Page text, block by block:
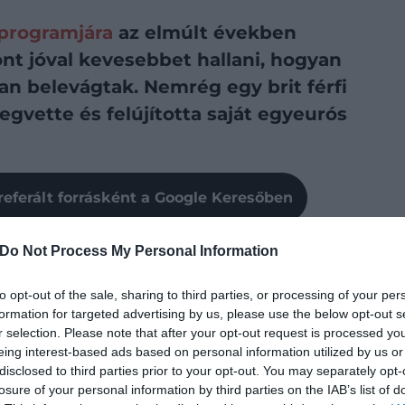
Do Not Process My Personal Information
opt-out of the sale, sharing to third parties, or processing of your
for targeted advertising by us, please use the below opt-out
selection. Please note that after your opt-out request is processed
interest-based ads based on personal information utilized by us
to third parties prior to your opt-out. You may separately
of your personal information by third parties on the IAB’s list of
az elmúlt években
jóval kevesebbet hallani, hogyan
belevágtak. Nemrég egy brit férfi
és felújította saját egyeurós
forrásként a Google Keresőben
a helyi önkormányzatok mindössze egyetlen
A cél az elnéptelenedő települések
a helyi gazdaságot is erősítsék. A hasonló
pedig különösen: az Immobiliare Siciliana
ház talált új tulajdonosra.
meg, aki a Sky Newsnak nemrég tapasztalatairól